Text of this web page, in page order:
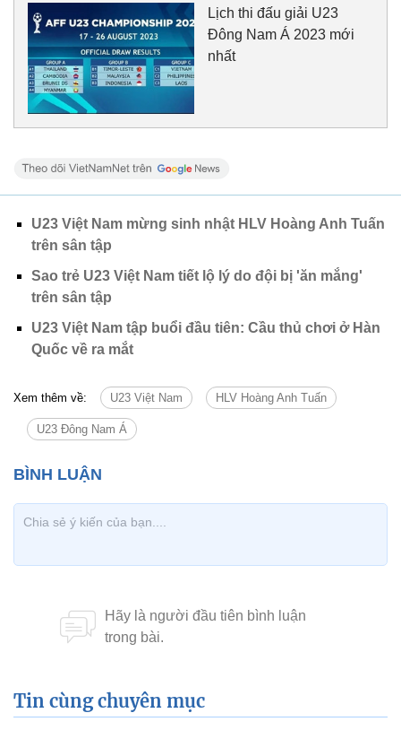
Lịch thi đấu giải U23
Đông Nam Á 2023 mới
nhất
U23 Việt Nam mừng sinh nhật HLV Hoàng Anh Tuấn
trên sân tập
Sao trẻ U23 Việt Nam tiết lộ lý do đội bị 'ăn mắng'
trên sân tập
U23 Việt Nam tập buổi đầu tiên: Cầu thủ chơi ở Hàn
Quốc về ra mắt
Xem thêm về: U23 Việt Nam HLV Hoàng Anh Tuấn
U23 Đông Nam Á
Tin cùng chuyên mục